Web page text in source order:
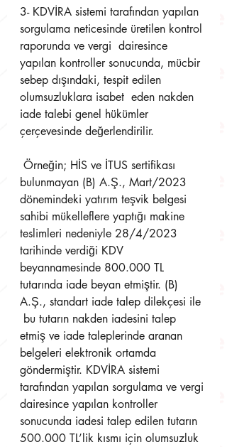
3- KDVİRA sistemi tarafından yapılan
sorgulama neticesinde üretilen kontrol
raporunda ve vergi  dairesince
yapılan kontroller sonucunda, mücbir
sebep dışındaki, tespit edilen
olumsuzluklara isabet  eden nakden
iade talebi genel hükümler
çerçevesinde değerlendirilir.
bulunmayan (B) A.Ş., Mart/2023
dönemindeki yatırım teşvik belgesi
sahibi mükelleflere yaptığı makine
teslimleri nedeniyle 28/4/2023
tarihinde verdiği KDV
beyannamesinde 800.000 TL
tutarında iade beyan etmiştir. (B)
A.Ş., standart iade talep dilekçesi ile
bu tutarın nakden iadesini talep
etmiş ve iade taleplerinde aranan
belgeleri elektronik ortamda
göndermiştir. KDVİRA sistemi
tarafından yapılan sorgulama ve vergi
dairesince yapılan kontroller
sonucunda iadesi talep edilen tutarın
500.000 TL’lik kısmı için olumsuzluk